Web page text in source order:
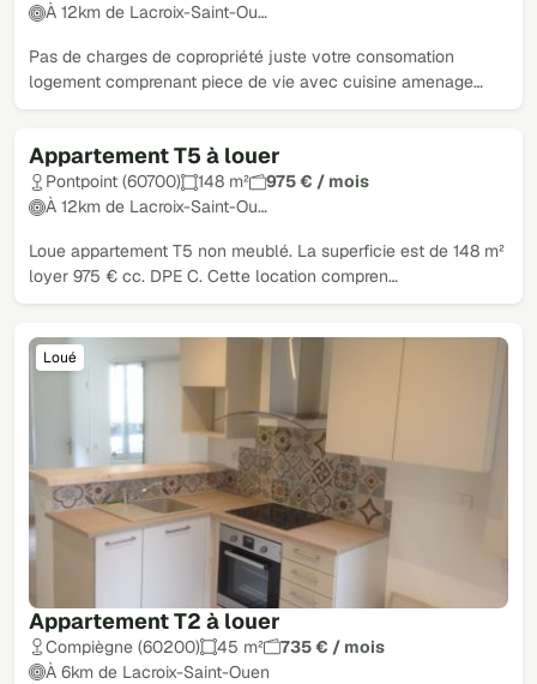
À 12km de Lacroix-Saint-Ou…
Pas de charges de copropriété juste votre consomation
logement comprenant piece de vie avec cuisine amenage…
Appartement T5 à louer
Loué
Pontpoint (60700) 148 m²
975 € / mois
À 12km de Lacroix-Saint-Ou…
Loue appartement T5 non meublé. La superficie est de 148 m²
loyer 975 € cc. DPE C. Cette location compren…
Appartement T2 à louer
Loué
Compiègne (60200) 45 m²
735 € / mois
À 6km de Lacroix-Saint-Ouen